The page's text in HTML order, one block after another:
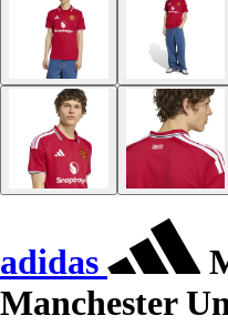
adidas
Manchester